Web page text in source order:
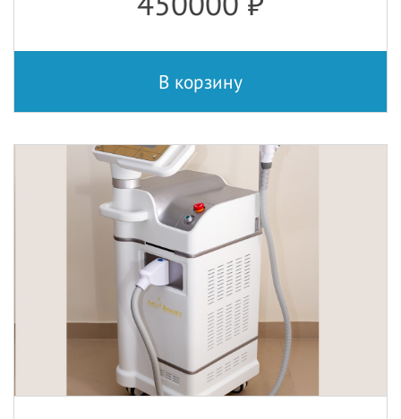
В корзину